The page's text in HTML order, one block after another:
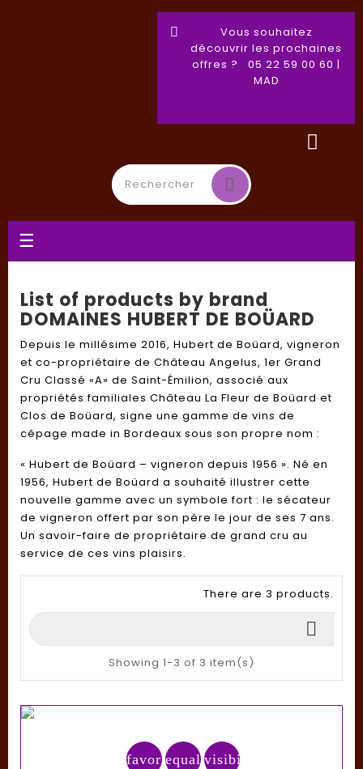
Vous souhaitez
découvrir les prochaines
offres ? 05 22 59 00 60 |
MAD
Toggle
navigation
☰
List of products by brand
DOMAINES HUBERT DE BOÜARD
Depuis le millésime 2016, Hubert de Boüard, vigneron
et co-propriétaire de Château Angelus, 1er Grand
Cru Classé «A» de Saint-Émilion, associé aux
propriétés familiales Château La Fleur de Boüard et
Clos de Boüard, signe une gamme de vins de
cépage made in Bordeaux sous son propre nom :
« Hubert de Boüard – vigneron depuis 1956 ». Né en
1956, Hubert de Boüard a souhaité illustrer cette
nouvelle gamme avec un symbole fort : le sécateur
de vigneron offert par son père le jour de ses 7 ans.
Un savoir-faire de propriétaire de grand cru au
service de ces vins plaisirs.
There are 3 products.

Showing 1-3 of 3 item(s)
favorite_border
equalizervisibility